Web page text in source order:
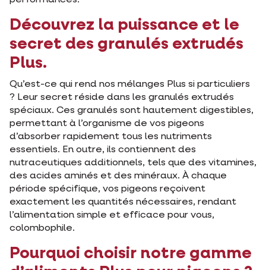
Découvrez la puissance et le
secret des granulés extrudés
Plus.
Qu’est-ce qui rend nos mélanges Plus si particuliers
? Leur secret réside dans les granulés extrudés
spéciaux. Ces granulés sont hautement digestibles,
permettant à l’organisme de vos pigeons
d’absorber rapidement tous les nutriments
essentiels. En outre, ils contiennent des
nutraceutiques additionnels, tels que des vitamines,
des acides aminés et des minéraux. À chaque
période spécifique, vos pigeons reçoivent
exactement les quantités nécessaires, rendant
l’alimentation simple et efficace pour vous,
colombophile.
Pourquoi choisir notre gamme